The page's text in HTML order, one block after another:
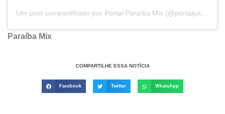
Um post compartilhado por Portal Paraíba Mix (@portalparaibamix)
Paraíba Mix
COMPARTILHE ESSA NOTÍCIA
Facebook Twitter WhatsApp